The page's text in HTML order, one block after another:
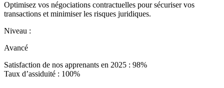
Optimisez vos négociations contractuelles pour sécuriser vos
transactions et minimiser les risques juridiques.
Niveau :
Avancé
Satisfaction de nos apprenants en 2025 : 98%
Taux d’assiduité : 100%